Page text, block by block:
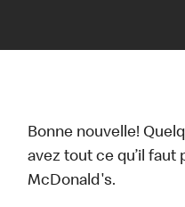
Bonne nouvelle!
avez tout ce qu’il faut
McDonald's.